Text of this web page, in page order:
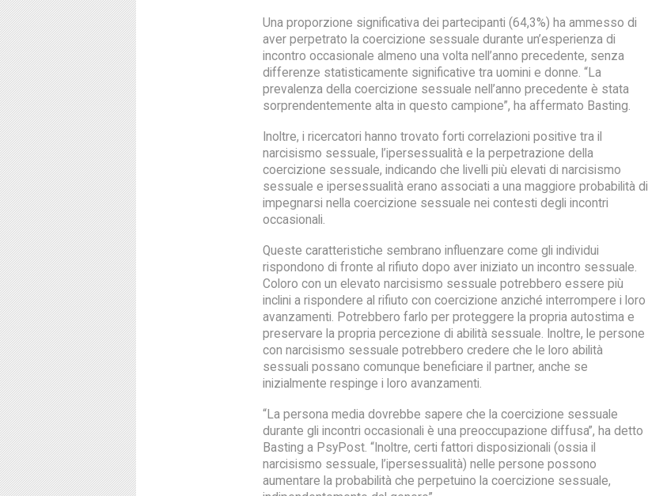
Una proporzione significativa dei partecipanti (64,3%) ha ammesso di
aver perpetrato la coercizione sessuale durante un’esperienza di
incontro occasionale almeno una volta nell’anno precedente, senza
differenze statisticamente significative tra uomini e donne. “La
prevalenza della coercizione sessuale nell’anno precedente è stata
sorprendentemente alta in questo campione”, ha affermato Basting.
Inoltre, i ricercatori hanno trovato forti correlazioni positive tra il
narcisismo sessuale, l’ipersessualità e la perpetrazione della
coercizione sessuale, indicando che livelli più elevati di narcisismo
sessuale e ipersessualità erano associati a una maggiore probabilità di
impegnarsi nella coercizione sessuale nei contesti degli incontri
occasionali.
Queste caratteristiche sembrano influenzare come gli individui
rispondono di fronte al rifiuto dopo aver iniziato un incontro sessuale.
Coloro con un elevato narcisismo sessuale potrebbero essere più
inclini a rispondere al rifiuto con coercizione anziché interrompere i loro
avanzamenti. Potrebbero farlo per proteggere la propria autostima e
preservare la propria percezione di abilità sessuale. Inoltre, le persone
con narcisismo sessuale potrebbero credere che le loro abilità
sessuali possano comunque beneficiare il partner, anche se
inizialmente respinge i loro avanzamenti.
“La persona media dovrebbe sapere che la coercizione sessuale
durante gli incontri occasionali è una preoccupazione diffusa”, ha detto
Basting a PsyPost. “Inoltre, certi fattori disposizionali (ossia il
narcisismo sessuale, l’ipersessualità) nelle persone possono
aumentare la probabilità che perpetuino la coercizione sessuale,